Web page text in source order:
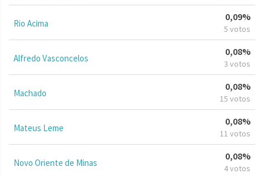
Rio Acima
0,09%
5 votos
Alfredo Vasconcelos
0,08%
3 votos
Machado
0,08%
15 votos
Mateus Leme
0,08%
11 votos
Novo Oriente de Minas
0,08%
4 votos